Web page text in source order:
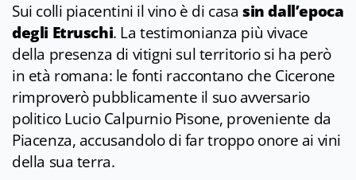
Sui colli piacentini il vino è di casasin dall’epoca
degli Etruschi. La testimonianza più vivace
della presenza di vitigni sul territorio si ha però
in età romana: le fonti raccontano che Cicerone
rimproverò pubblicamente il suo avversario
politico Lucio Calpurnio Pisone, proveniente da
Piacenza, accusandolo di far troppo onore ai vini
della sua terra.